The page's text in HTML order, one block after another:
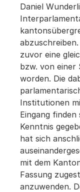
Daniel
zuvor eine
bzw. von einer
worden. Die
Institutionen
Eingang
Kenntnis
hat sich
mit dem
Fassung
anzuwenden.